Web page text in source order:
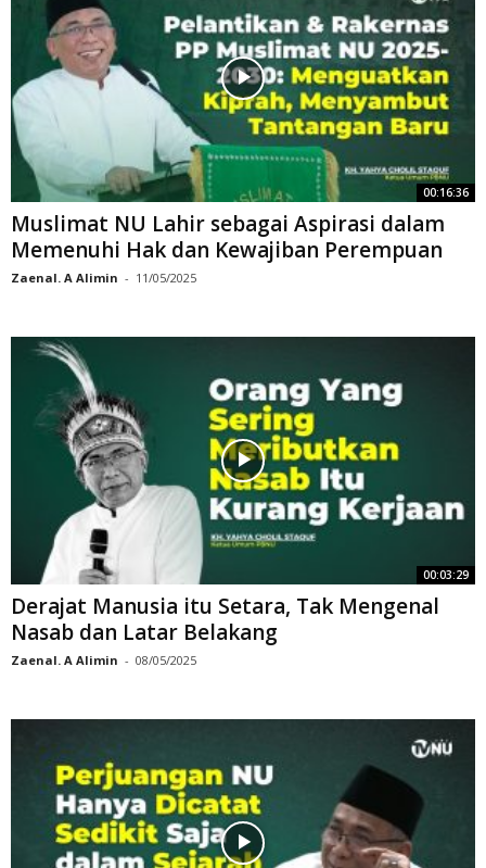
00:16:36
Muslimat NU Lahir sebagai Aspirasi dalam
Memenuhi Hak dan Kewajiban Perempuan
Zaenal. A Alimin - 11/05/2025
00:03:29
Derajat Manusia itu Setara, Tak Mengenal
Nasab dan Latar Belakang
Zaenal. A Alimin - 08/05/2025